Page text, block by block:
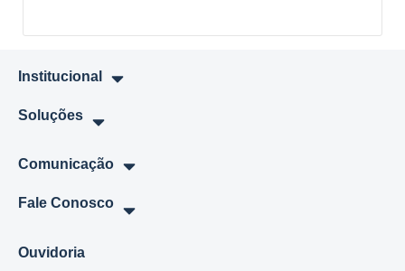
Institucional
Soluções
Comunicação
Fale Conosco
Ouvidoria